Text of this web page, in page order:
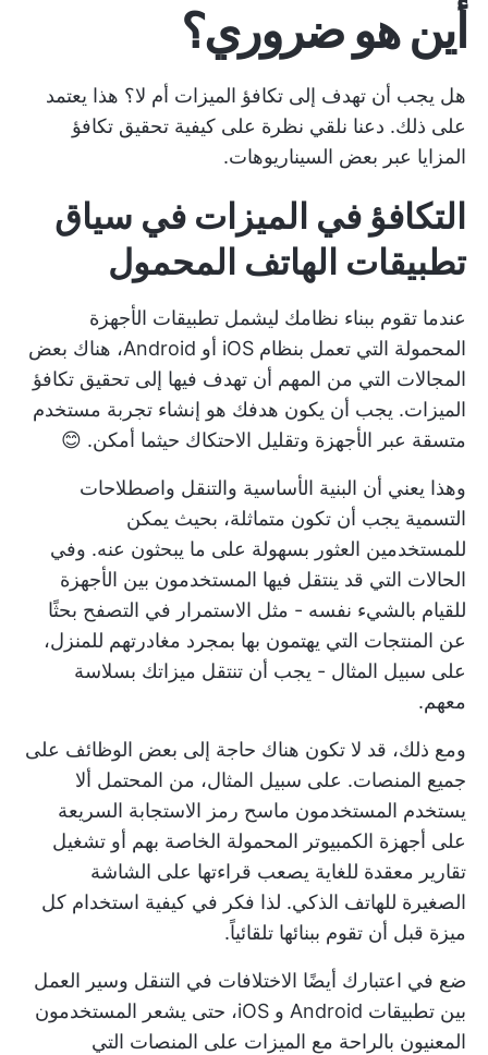
أين هو ضروري؟
هل يجب أن تهدف إلى تكافؤ الميزات أم لا؟ هذا يعتمد
على ذلك. دعنا نلقي نظرة على كيفية تحقيق تكافؤ
المزايا عبر بعض السيناريوهات.
التكافؤ في الميزات في سياق
تطبيقات الهاتف المحمول
عندما تقوم ببناء نظامك ليشمل تطبيقات الأجهزة
المحمولة التي تعمل بنظام iOS أو Android، هناك بعض
المجالات التي من المهم أن تهدف فيها إلى تحقيق تكافؤ
الميزات. يجب أن يكون هدفك هو إنشاء تجربة مستخدم
متسقة عبر الأجهزة وتقليل الاحتكاك حيثما أمكن. 😊
وهذا يعني أن البنية الأساسية والتنقل واصطلاحات
التسمية يجب أن تكون متماثلة، بحيث يمكن
للمستخدمين العثور بسهولة على ما يبحثون عنه. وفي
الحالات التي قد ينتقل فيها المستخدمون بين الأجهزة
للقيام بالشيء نفسه - مثل الاستمرار في التصفح بحثًا
عن المنتجات التي يهتمون بها بمجرد مغادرتهم للمنزل،
على سبيل المثال - يجب أن تنتقل ميزاتك بسلاسة
معهم.
ومع ذلك، قد لا تكون هناك حاجة إلى بعض الوظائف على
جميع المنصات. على سبيل المثال، من المحتمل ألا
يستخدم المستخدمون ماسح رمز الاستجابة السريعة
على أجهزة الكمبيوتر المحمولة الخاصة بهم أو تشغيل
تقارير معقدة للغاية يصعب قراءتها على الشاشة
الصغيرة للهاتف الذكي. لذا فكر في كيفية استخدام كل
ميزة قبل أن تقوم ببنائها تلقائياً.
ضع في اعتبارك أيضًا الاختلافات في التنقل وسير العمل
بين تطبيقات Android و iOS، حتى يشعر المستخدمون
المعنيون بالراحة مع الميزات على المنصات التي